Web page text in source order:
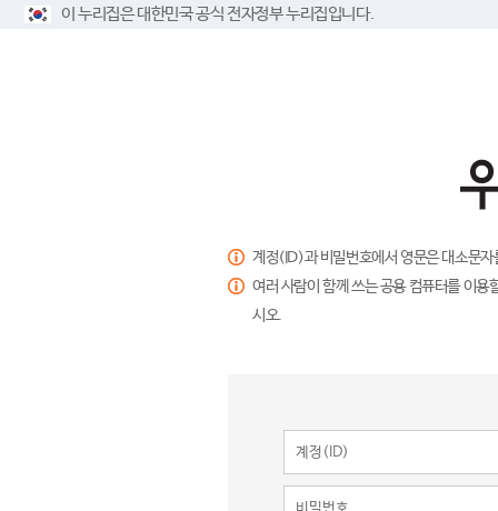
이 누리집은 대한민국 공식 전자정부 누리집입니다.
계정(ID)과 비밀번호에서 영문은 대소문
여러 사람이 함께 쓰는 공용 컴퓨터를 이
시오.